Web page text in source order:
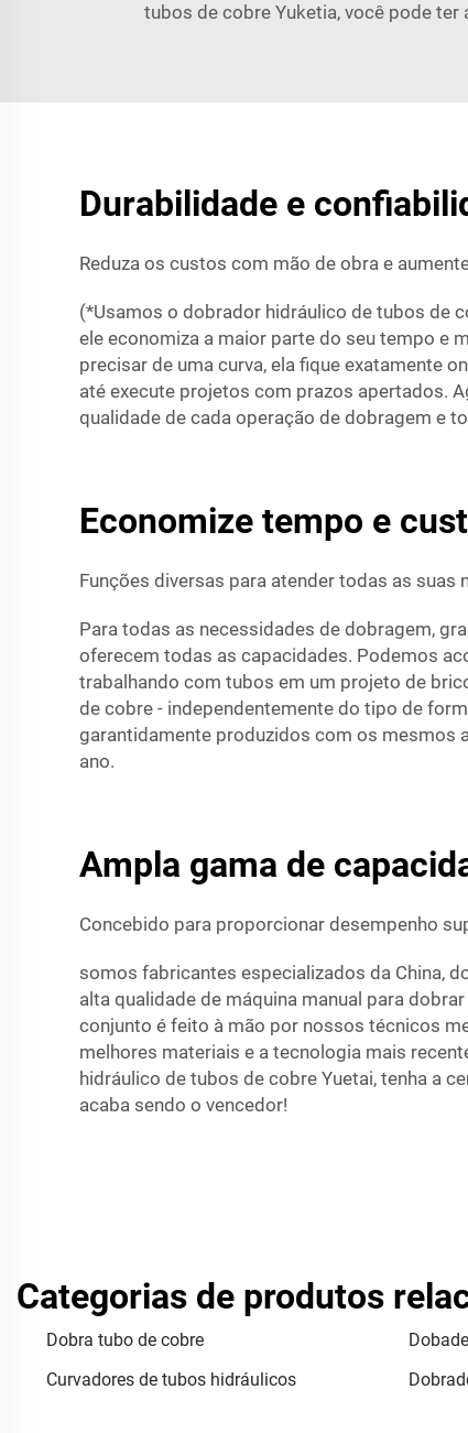
tubos de cobre Yuketia, você pode
Durabilidade e
Reduza os custos com mão de obra e
(*Usamos o dobrador hidráulico de tubos de
ele economiza a maior parte do seu tempo e
precisar de uma curva, ela fique exatamente
até execute projetos com prazos apertados.
qualidade de cada operação de dobragem e
Economize tempo e
Funções diversas para atender todas as suas
Para todas as necessidades de dobragem,
oferecem todas as capacidades. Podemos
trabalhando com tubos em um projeto de
de cobre - independentemente do tipo de
garantidamente produzidos com os mesmos
ano.
Ampla gama de
Concebido para proporcionar desempenho
somos fabricantes especializados da China,
alta qualidade de máquina manual para
conjunto é feito à mão por nossos técnicos
melhores materiais e a tecnologia mais
hidráulico de tubos de cobre Yuetai, tenha a
acaba sendo o vencedor!
Categorias de produtos
Dobra tubo de cobre
Curvadores de tubos hidráulicos